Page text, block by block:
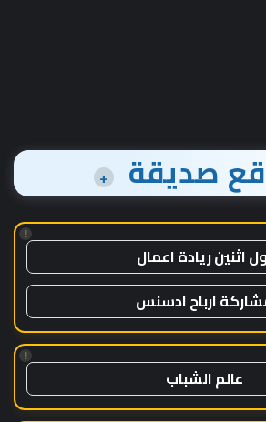
صديقة +
!
اثنين ريادة اعمال
ارباح ادسنس
!
عالم الشباب